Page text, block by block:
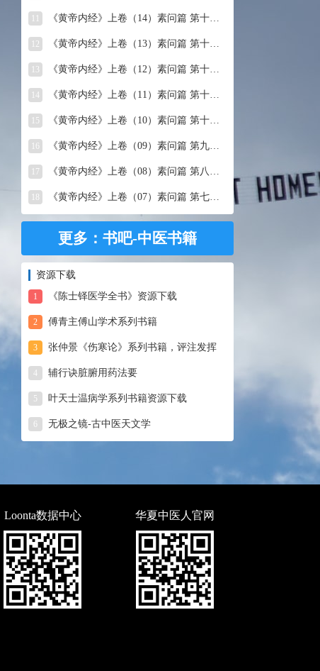
《黄帝内经》上卷（14）素问篇 第十四篇 汤液醪醴论
12 《黄帝内经》上卷（13）素问篇 第十三篇 移精变气论
13 《黄帝内经》上卷（12）素问篇 第十二篇 异法方宜论
14 《黄帝内经》上卷（11）素问篇 第十一篇 五藏别论
15 《黄帝内经》上卷（10）素问篇 第十篇 五藏生成
16 《黄帝内经》上卷（09）素问篇 第九篇 六节藏象论
17 《黄帝内经》上卷（08）素问篇 第八篇 灵兰秘典论
《黄帝内经》上卷（07）素问篇 第七篇 阴阳别论
更多：书吧-中医书籍
资源下载
1 《陈士铎医学全书》资源下载
2 傅青主傅山学术系列书籍
3 张仲景《伤寒论》系列书籍，评注发挥
4 辅行诀脏腑用药法要
5 叶天士温病学系列书籍资源下载
6 无极之镜-古中医天文学
Loonta数据中心 华夏中医人官网